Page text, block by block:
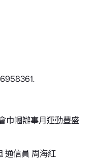
巾幗辦事月運動豐盛
通信員 周海紅